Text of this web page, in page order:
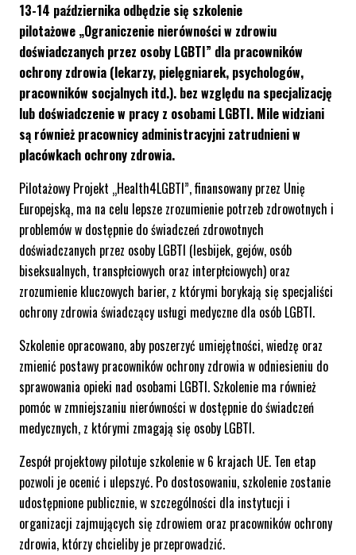
13-14 października odbędzie się szkolenie
pilotażowe „Ograniczenie nierówności w zdrowiu
doświadczanych przez osoby LGBTI” dla pracowników
ochrony zdrowia (lekarzy, pielęgniarek, psychologów,
pracowników socjalnych itd.). bez względu na specjalizację
lub doświadczenie w pracy z osobami LGBTI. Mile widziani
są również pracownicy administracyjni zatrudnieni w
placówkach ochrony zdrowia.
Pilotażowy Projekt „Health4LGBTI”, finansowany przez Unię
Europejską, ma na celu lepsze zrozumienie potrzeb zdrowotnych i
problemów w dostępnie do świadczeń zdrowotnych
doświadczanych przez osoby LGBTI (lesbijek, gejów, osób
biseksualnych, transpłciowych oraz interpłciowych) oraz
zrozumienie kluczowych barier, z którymi borykają się specjaliści
ochrony zdrowia świadczący usługi medyczne dla osób LGBTI.
Szkolenie opracowano, aby poszerzyć umiejętności, wiedzę oraz
zmienić postawy pracowników ochrony zdrowia w odniesieniu do
sprawowania opieki nad osobami LGBTI. Szkolenie ma również
pomóc w zmniejszaniu nierówności w dostępnie do świadczeń
medycznych, z którymi zmagają się osoby LGBTI.
Zespół projektowy pilotuje szkolenie w 6 krajach UE. Ten etap
pozwoli je ocenić i ulepszyć. Po dostosowaniu, szkolenie zostanie
udostępnione publicznie, w szczególności dla instytucji i
organizacji zajmujących się zdrowiem oraz pracowników ochrony
zdrowia, którzy chcieliby je przeprowadzić.